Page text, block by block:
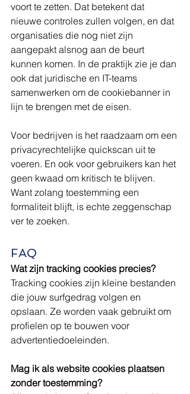
voort te zetten. Dat betekent dat
nieuwe controles zullen volgen, en dat
organisaties die nog niet zijn
aangepakt alsnog aan de beurt
kunnen komen. In de praktijk zie je dan
ook dat juridische en IT-teams
samenwerken om de cookiebanner in
lijn te brengen met de eisen.
Voor bedrijven is het raadzaam om een
privacyrechtelijke quickscan uit te
voeren. En ook voor gebruikers kan het
geen kwaad om kritisch te blijven.
Want zolang toestemming een
formaliteit blijft, is echte zeggenschap
ver te zoeken.
FAQ
Wat zijn tracking cookies precies?
Tracking cookies zijn kleine bestanden
die jouw surfgedrag volgen en
opslaan. Ze worden vaak gebruikt om
profielen op te bouwen voor
advertentiedoeleinden.
Mag ik als website cookies plaatsen
zonder toestemming?